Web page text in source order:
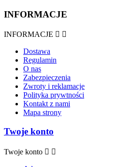
INFORMACJE
INFORMACJE  
Dostawa
Regulamin
O nas
Zabezpieczenia
Zwroty i reklamacje
Polityka prywtności
Kontakt z nami
Mapa strony
Twoje konto
Twoje konto  